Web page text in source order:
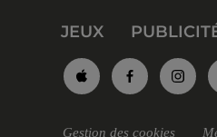
JEUX
Gestion des cookies